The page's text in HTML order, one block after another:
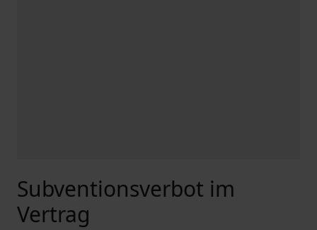
Subventionsverbot im
Vertrag